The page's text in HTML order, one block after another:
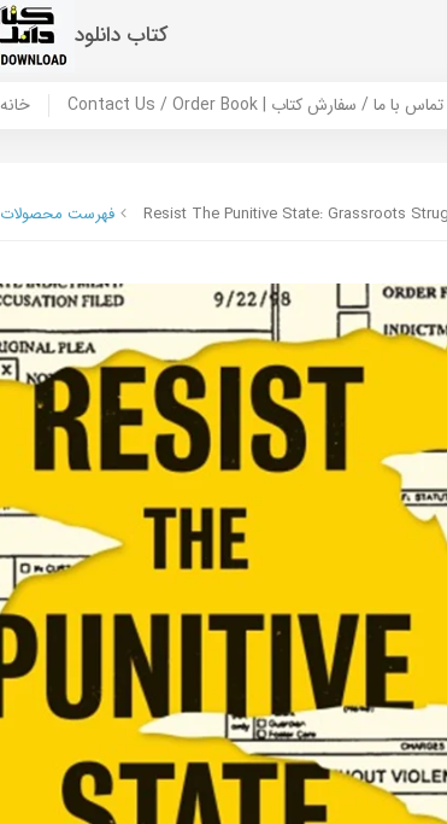
کتاب دانلود
HOME خانه Contact Us / Order Book | تماس با ما / سفارش کتاب
فهرست محصولات Resist The Punitive State: Grassroots